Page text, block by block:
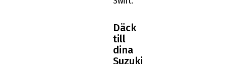
Däck
till
dina
Suzuki